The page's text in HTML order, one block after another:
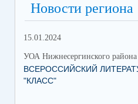
Новости региона
15.01.2024
УОА Нижнесергинского района
ВСЕРОССИЙСКИЙ
"КЛАСС"